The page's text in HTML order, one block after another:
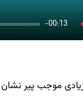
-00:13
زیادی موجب پیر